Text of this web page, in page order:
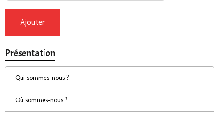
Ajouter
Présentation
Qui sommes-nous ?
Où sommes-nous ?